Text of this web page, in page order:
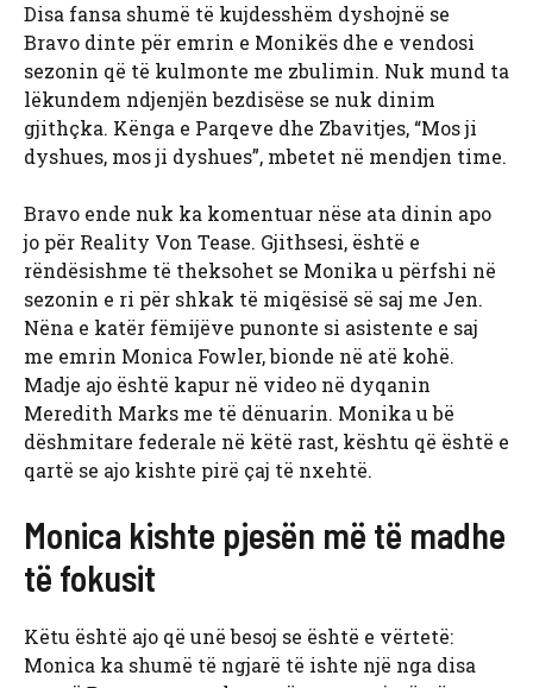
Disa fansa shumë të kujdesshëm dyshojnë se
Bravo dinte për emrin e Monikës dhe e vendosi
sezonin që të kulmonte me zbulimin. Nuk mund ta
lëkundem ndjenjën bezdisëse se nuk dinim
gjithçka. Kënga e Parqeve dhe Zbavitjes, “Mos ji
dyshues, mos ji dyshues”, mbetet në mendjen time.
Bravo ende nuk ka komentuar nëse ata dinin apo
jo për Reality Von Tease. Gjithsesi, është e
rëndësishme të theksohet se Monika u përfshi në
sezonin e ri për shkak të miqësisë së saj me Jen.
Nëna e katër fëmijëve punonte si asistente e saj
me emrin Monica Fowler, bionde në atë kohë.
Madje ajo është kapur në video në dyqanin
Meredith Marks me të dënuarin. Monika u bë
dëshmitare federale në këtë rast, kështu që është e
qartë se ajo kishte pirë çaj të nxehtë.
Monica kishte pjesën më të madhe
të fokusit
Këtu është ajo që unë besoj se është e vërtetë:
Monica ka shumë të ngjarë të ishte një nga disa